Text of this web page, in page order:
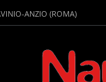
ANZIO (ROMA)